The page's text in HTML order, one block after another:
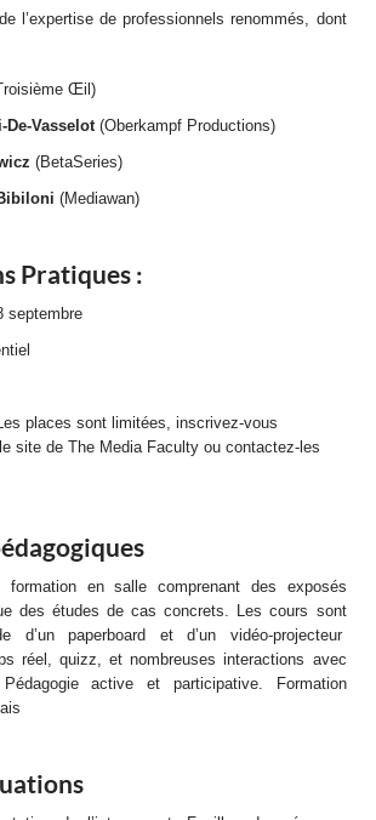
l’expertise de professionnels renommés, dont
Œil)
De-Vasselot(Oberkampf Productions)
(BetaSeries)
(Mediawan)
Pratiques :
septembre
places sont limitées, inscrivez-vous
site de The Media Faculty ou contactez-les
formation en salle comprenant des exposés
des études de cas concrets. Les cours sont
d’un paperboard et d’un vidéo-projecteur
réel, quizz, et nombreuses interactions avec
active et participative. Formation